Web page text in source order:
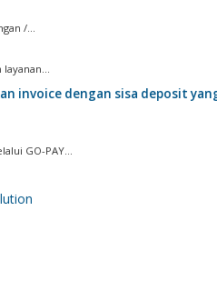
/...
invoice dengan sisa deposit
GO-PAY...